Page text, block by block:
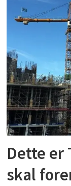
Dette er
skal